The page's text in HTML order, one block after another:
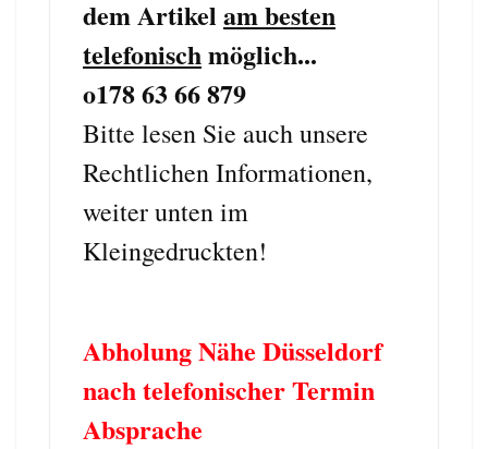
dem Artikel am besten
telefonischmöglich...
o178 63 66 879
Bitte lesen Sie auch unsere
Rechtlichen Informationen,
weiter unten im
Kleingedruckten!
Abholung Nähe Düsseldorf
nach telefonischer Termin
Absprache